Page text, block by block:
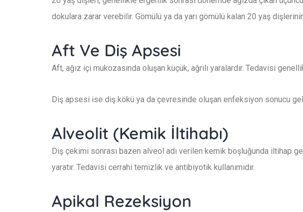
dokulara zarar verebilir. Gömülü ya da yarı gömülü kalan 20 yaş
Aft Ve Diş Apsesi
Aft, ağız içi mukozasında oluşan küçük, ağrılı yaralardır. Tedavisi
Diş apsesi ise diş kökü ya da çevresinde oluşan enfeksiyon sonucu
Alveolit (Kemik İltihabı)
Diş çekimi sonrası bazen alveol adı verilen kemik boşluğunda iltihap
yaratır. Tedavisi cerrahi temizlik ve antibiyotik kullanımıdır.
Apikal Rezeksiyon